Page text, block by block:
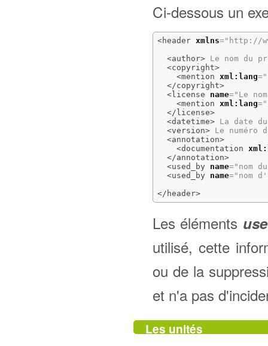
Ci-dessous un
<header xmlns="http://
<author> Le nom du
<copyright>
<mention xml:lang=
</copyright>
<license
name="Le
<mention xml:lang=
</license>
<datetime> La date
<version> Le numéro
<annotation>
<documentation
</annotation>
<used_by
name="nom
<used_by
name="nom
</header>
Les éléments
utilisé, cette
ou de la
et n'a pas
Les unités